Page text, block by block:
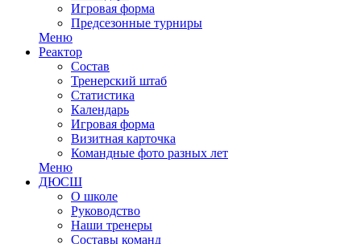
Игровая форма
Предсезонные турниры
Меню
Реактор
Состав
Тренерский штаб
Статистика
Календарь
Игровая форма
Визитная карточка
Командные фото разных лет
Меню
ДЮСШ
О школе
Руководство
Наши тренеры
Составы команд